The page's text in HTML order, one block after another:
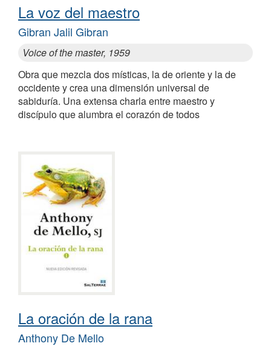
La voz del maestro
Gibran Jalil Gibran
Voice of the master, 1959
Obra que mezcla dos místicas, la de oriente y la de
occidente y crea una dimensión universal de
sabiduría. Una extensa charla entre maestro y
discípulo que alumbra el corazón de todos
La oración de la rana
Anthony De Mello